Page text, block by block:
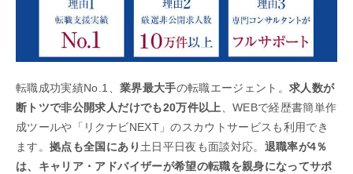
転職成功実績No.1、 業界最大手の転職エージェント。求人数が
断トツで非公開求人だけでも20万件以上、WEBで経歴書簡単作
成ツールや「リクナビNEXT」のスカウトサービスも利用でき
ます。拠点も全国にあり土日平日夜も面談対応。 退職率が4％
は、キャリア・アドバイザーが希望の転職を親身になってサポ